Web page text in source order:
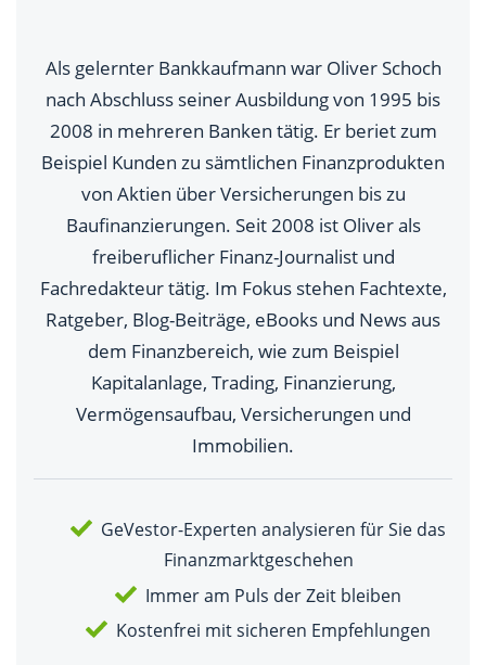
Als gelernter Bankkaufmann war Oliver Schoch
nach Abschluss seiner Ausbildung von 1995 bis
2008 in mehreren Banken tätig. Er beriet zum
Beispiel Kunden zu sämtlichen Finanzprodukten
von Aktien über Versicherungen bis zu
Baufinanzierungen. Seit 2008 ist Oliver als
freiberuflicher Finanz-Journalist und
Fachredakteur tätig. Im Fokus stehen Fachtexte,
Ratgeber, Blog-Beiträge, eBooks und News aus
dem Finanzbereich, wie zum Beispiel
Kapitalanlage, Trading, Finanzierung,
Vermögensaufbau, Versicherungen und
Immobilien.
GeVestor-Experten analysieren für Sie das
Finanzmarktgeschehen
Immer am Puls der Zeit bleiben
Kostenfrei mit sicheren Empfehlungen